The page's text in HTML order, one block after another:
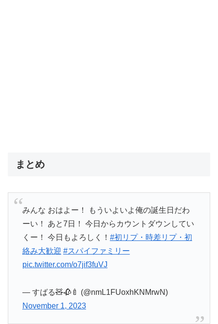
まとめ
みんな おはよー！ もういよいよ俺の誕生日だわ
ーい！ あと7日！ 今日からカウントダウンしてい
くー！ 今日もよろしく！ #初リプ・時差リプ・初
絡み大歓迎 #スパイファミリー
pic.twitter.com/o7jif3fuVJ
— すばる🧸🥀🍼 (@nmL1FUoxhKNMrwN)
November 1, 2023